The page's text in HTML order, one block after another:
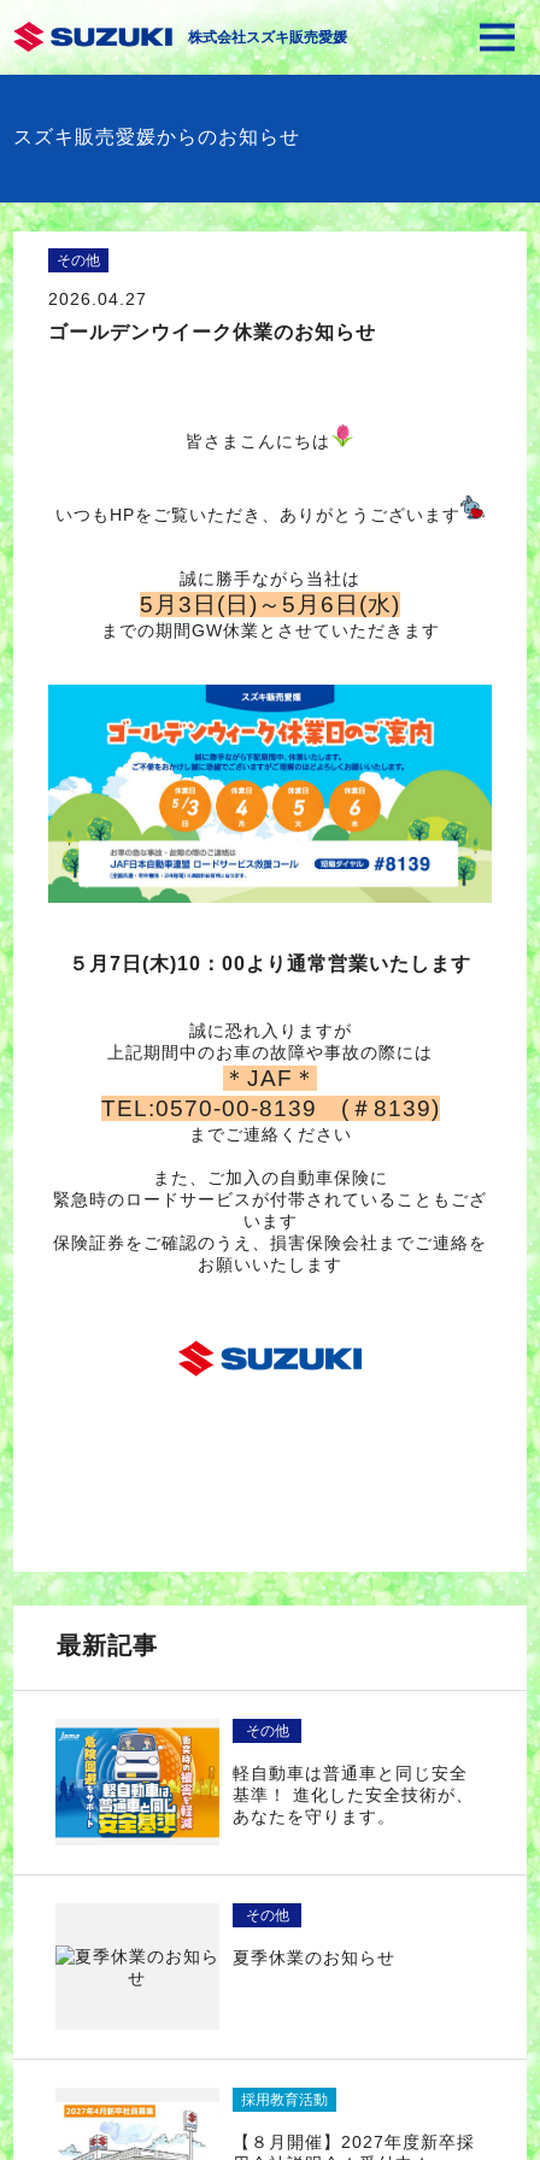
株式会社スズキ販売愛媛
スズキ販売愛媛からのお知らせ
その他
2026.04.27
ゴールデンウイーク休業のお知らせ
皆さまこんにちは
いつもHPをご覧いただき、ありがとうございます
誠に勝手ながら当社は
5月3日(日)～5月6日(水)
までの期間GW休業とさせていただきます
５月7日(木)10：00より通常営業いたします
誠に恐れ入りますが
上記期間中のお車の故障や事故の際には
＊JAF＊
TEL:0570-00-8139 (＃8139)
までご連絡ください
また、ご加入の自動車保険に
緊急時のロードサービスが付帯されていることもござ
います
保険証券をご確認のうえ、損害保険会社までご連絡を
お願いいたします
最新記事
その他
軽自動車は普通車と同じ安全
基準！ 進化した安全技術が、
あなたを守ります。
その他
夏季休業のお知らせ
採用教育活動
【８月開催】2027年度新卒採